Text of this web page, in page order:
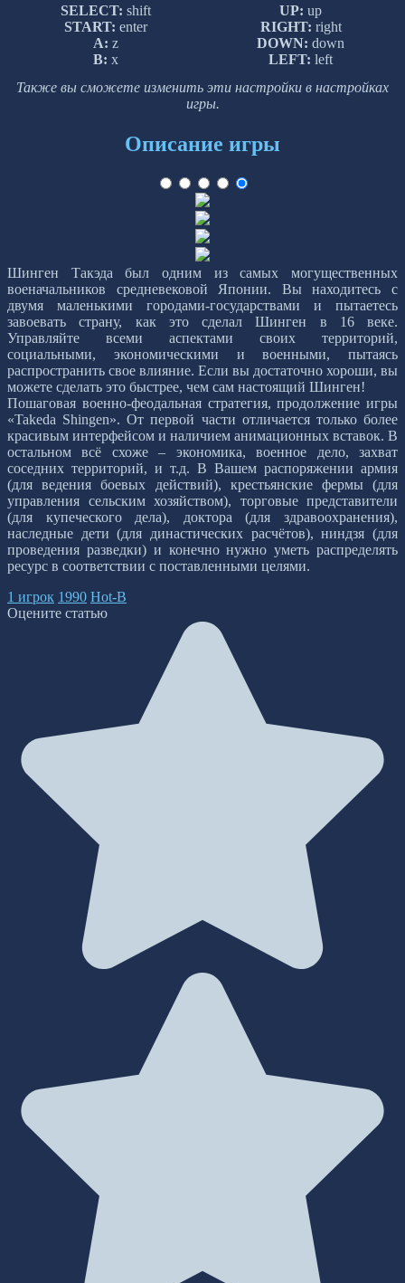
SELECT: shift
START: enter
A: z
B: x
UP: up
RIGHT: right
DOWN: down
LEFT: left
Также вы сможете изменить эти настройки в настройках
игры.
Описание игры
Шинген Такэда был одним из самых могущественных
военачальников средневековой Японии. Вы находитесь с
двумя маленькими городами-государствами и пытаетесь
завоевать страну, как это сделал Шинген в 16 веке.
Управляйте всеми аспектами своих территорий,
социальными, экономическими и военными, пытаясь
распространить свое влияние. Если вы достаточно хороши, вы
можете сделать это быстрее, чем сам настоящий Шинген!
Пошаговая военно-феодальная стратегия, продолжение игры
«Takeda Shingen». От первой части отличается только более
красивым интерфейсом и наличием анимационных вставок. В
остальном всё схоже – экономика, военное дело, захват
соседних территорий, и т.д. В Вашем распоряжении армия
(для ведения боевых действий), крестьянские фермы (для
управления сельским хозяйством), торговые представители
(для купеческого дела), доктора (для здравоохранения),
наследные дети (для династических расчётов), ниндзя (для
проведения разведки) и конечно нужно уметь распределять
ресурс в соответствии с поставленными целями.
1 игрок 1990 Hot-B
Оцените статью